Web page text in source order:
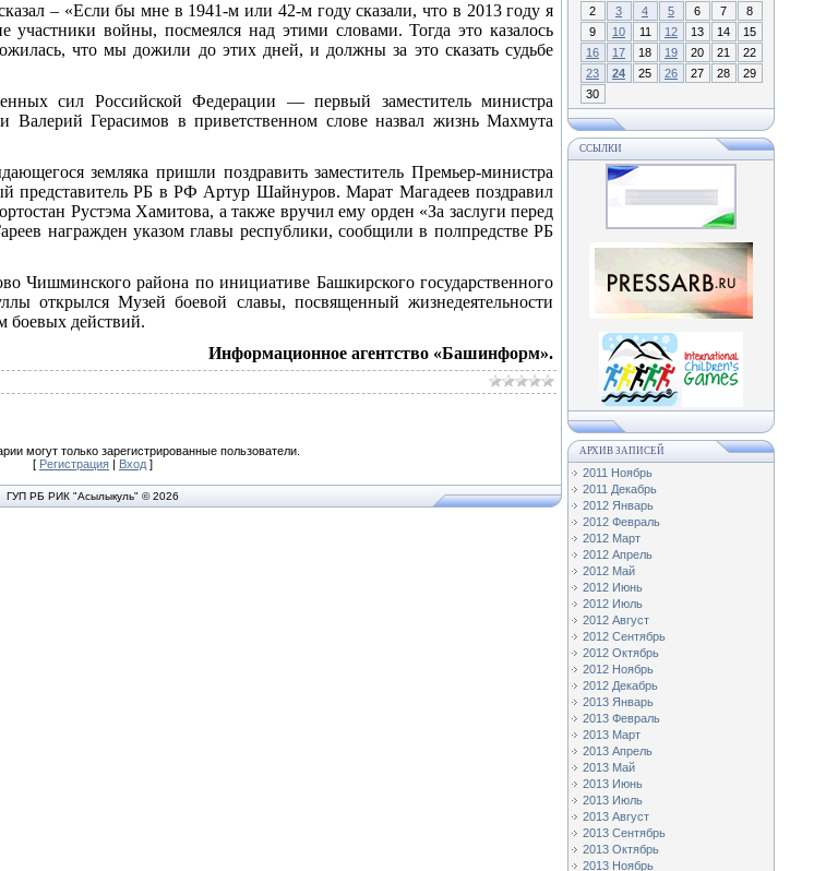
– «Если бы мне в 1941-м или 42-м году сказали, что в 2013 году я
участники войны, посмеялся над этими словами. Тогда это казалось
что мы дожили до этих дней, и должны за это сказать судьбе
сил Российской Федерации — первый заместитель министра
Валерий Герасимов в приветственном слове назвал жизнь Махмута
земляка пришли поздравить заместитель Премьер-министра
представитель РБ в РФ Артур Шайнуров. Марат Магадеев поздравил
Рустэма Хамитова, а также вручил ему орден «За заслуги перед
награжден указом главы республики, сообщили в полпредстве РБ
Чишминского района по инициативе Башкирского государственного
открылся Музей боевой славы, посвященный жизнедеятельности
боевых действий.
Информационное агентство «Башинформ».
могут только зарегистрированные пользователи.
[ Регистрация | Вход ]
ГУП РБ РИК "Асылыкуль" © 2026
2
3 4 5 6 7
8
9
10 11 12 13 14
15
16
17 18 19 20 21
22
23
24 25 26 27 28
29
30
ССЫЛКИ
АРХИВ ЗАПИСЕЙ
2011 Ноябрь
2011 Декабрь
2012 Январь
2012 Февраль
2012 Март
2012 Апрель
2012 Май
2012 Июнь
2012 Июль
2012 Август
2012 Сентябрь
2012 Октябрь
2012 Ноябрь
2012 Декабрь
2013 Январь
2013 Февраль
2013 Март
2013 Апрель
2013 Май
2013 Июнь
2013 Июль
2013 Август
2013 Сентябрь
2013 Октябрь
2013 Ноябрь